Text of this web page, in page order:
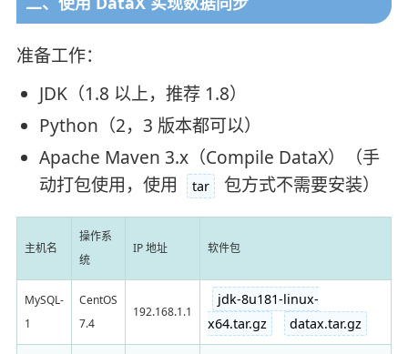
准备工作：
JDK（1.8 以上，推荐 1.8）
Python（2，3 版本都可以）
Apache Maven 3.x（Compile DataX）（手
动打包使用，使用
tar 包方式不需要安装）
主机名
操作系
统
IP 地址 软件包
MySQL-
1
CentOS
7.4
192.168.1.1
jdk-8u181-linux-
x64.tar.gz
datax.tar.gz